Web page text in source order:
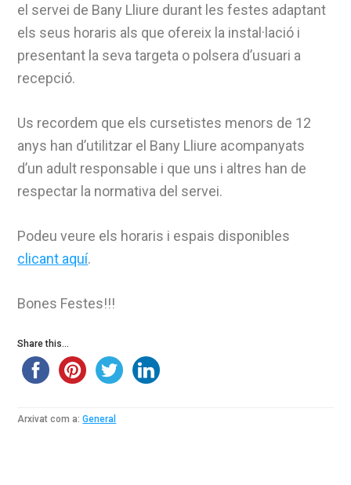
el servei de Bany Lliure durant les festes adaptant
els seus horaris als que ofereix la instal·lació i
presentant la seva targeta o polsera d’usuari a
recepció.
Us recordem que els cursetistes menors de 12
anys han d’utilitzar el Bany Lliure acompanyats
d’un adult responsable i que uns i altres han de
respectar la normativa del servei.
Podeu veure els horaris i espais disponibles
clicant aquí.
Bones Festes!!!
Share this...
Arxivat com a:General